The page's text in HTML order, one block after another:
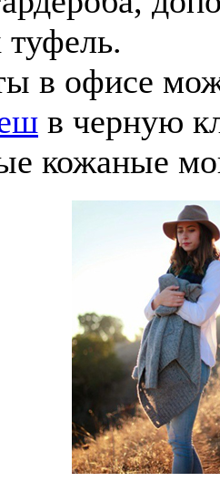
в офисе
в черную
кожаные